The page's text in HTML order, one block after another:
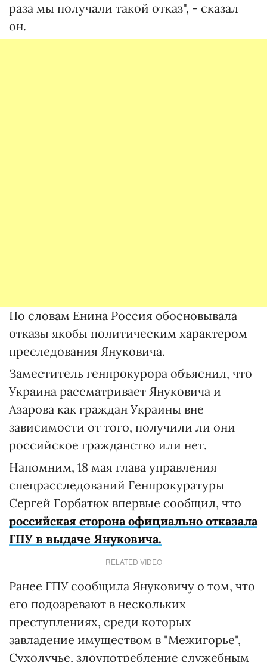
раза мы получали такой отказ", - сказал
он.
По словам Енина Россия обосновывала
отказы якобы политическим характером
преследования Януковича.
Заместитель генпрокурора объяснил, что
Украина рассматривает Януковича и
Азарова как граждан Украины вне
зависимости от того, получили ли они
российское гражданство или нет.
Напомним, 18 мая глава управления
спецрасследований Генпрокуратуры
Сергей Горбатюк впервые сообщил, что
российская сторона официально отказала
ГПУ в выдаче Януковича.
RELATED VIDEO
Ранее ГПУ сообщила Януковичу о том, что
его подозревают в нескольких
преступлениях, среди которых
завладение имуществом в "Межигорье",
Сухолучье, злоупотребление служебным